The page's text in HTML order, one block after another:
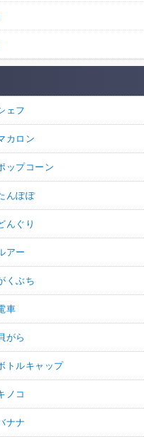
ェフ
カロン
ップコーン
んぽぽ
んぐり
アー
くぶち
車
がら
トルキャップ
ノコ
ナナ